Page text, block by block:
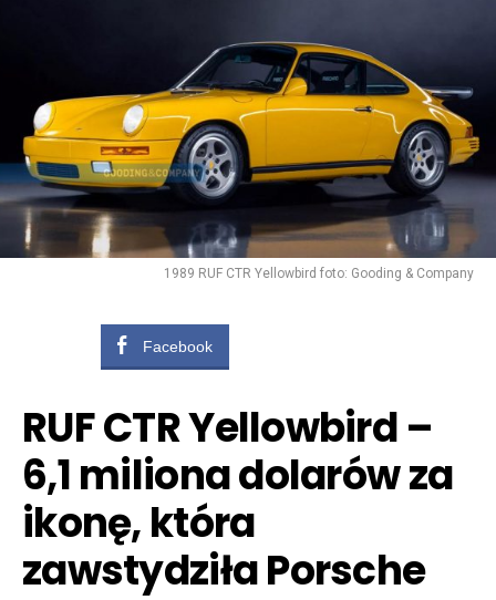
1989 RUF CTR Yellowbird foto: Gooding & Company
Facebook
RUF CTR Yellowbird–
6,1 miliona dolarów za
ikonę, która
zawstydziła Porsche